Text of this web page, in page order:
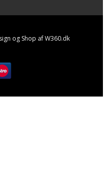
og Shop af W360.dk